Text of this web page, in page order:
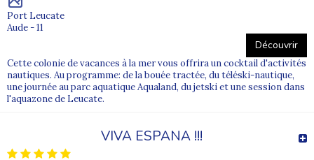
Port Leucate
Aude - 11
Découvrir
Cette colonie de vacances à la mer vous offrira un cocktail d'activités
nautiques. Au programme: de la bouée tractée, du téléski-nautique,
une journée au parc aquatique Aqualand, du jetski et une session dans
l'aquazone de Leucate.
VIVA ESPANA !!!